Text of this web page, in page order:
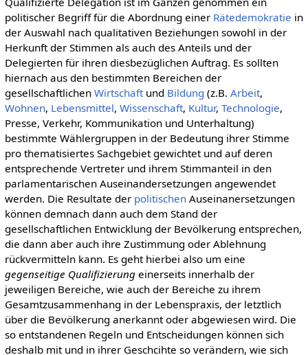
politischer Begriff für die Abordnung einer Rätedemokratie in
der Auswahl nach qualitativen Beziehungen sowohl in der
Herkunft der Stimmen als auch des Anteils und der
Delegierten für ihren diesbezüglichen Auftrag. Es sollten
hiernach aus den bestimmten Bereichen der
gesellschaftlichen Wirtschaftund Bildung (z.B. Arbeit,
Wohnen, Lebensmittel, Wissenschaft, Kultur, Technologie,
Presse, Verkehr, Kommunikation und Unterhaltung)
bestimmte Wählergruppen in der Bedeutung ihrer Stimme
pro thematisiertes Sachgebiet gewichtet und auf deren
entsprechende Vertreter und ihrem Stimmanteil in den
parlamentarischen Auseinandersetzungen angewendet
werden. Die Resultate der politischenAuseinanersetzungen
können demnach dann auch dem Stand der
gesellschaftlichen Entwicklung der Bevölkerung entsprechen,
die dann aber auch ihre Zustimmung oder Ablehnung
rückvermitteln kann. Es geht hierbei also um eine
gegenseitige Qualifizierungeinerseits innerhalb der
jeweiligen Bereiche, wie auch der Bereiche zu ihrem
Gesamtzusammenhang in der Lebenspraxis, der letztlich
über die Bevölkerung anerkannt oder abgewiesen wird. Die
so entstandenen Regeln und Entscheidungen können sich
deshalb mit und in ihrer Geschcihte so verändern, wie sich